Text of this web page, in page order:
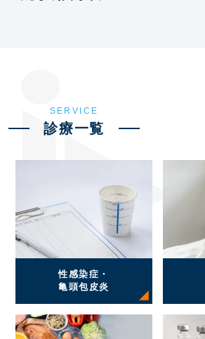
SERVICE
診療一覧
性感染症・
亀頭包皮炎